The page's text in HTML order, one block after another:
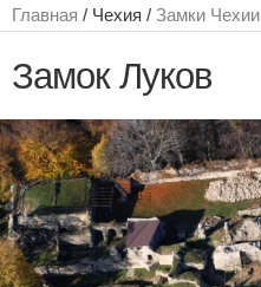
Главная / Чехия / Замки Чехии
Замок Луков